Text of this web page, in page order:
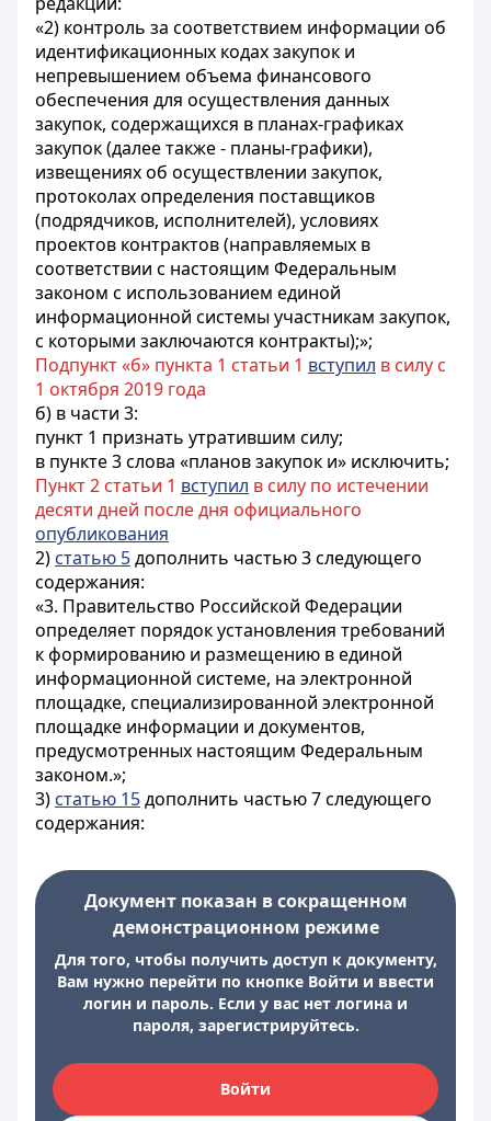
«2) контроль за соответствием информации об
идентификационных кодах закупок и
непревышением объема финансового
обеспечения для осуществления данных
закупок, содержащихся в планах-графиках
закупок (далее также - планы-графики),
извещениях об осуществлении закупок,
протоколах определения поставщиков
(подрядчиков, исполнителей), условиях
проектов контрактов (направляемых в
соответствии с настоящим Федеральным
законом с использованием единой
информационной системы участникам закупок,
с которыми заключаются контракты);»;
Подпункт «б» пункта 1 статьи 1 вступил в силу с
1 октября 2019 года
б) в части 3:
пункт 1 признать утратившим силу;
в пункте 3 слова «планов закупок и» исключить;
Пункт 2 статьи 1 вступил в силу по истечении
десяти дней после дня официального
опубликования
2) статью 5дополнить частью 3 следующего
содержания:
«3. Правительство Российской Федерации
определяет порядок установления требований
к формированию и размещению в единой
информационной системе, на электронной
площадке, специализированной электронной
площадке информации и документов,
предусмотренных настоящим Федеральным
законом.»;
3) статью 15дополнить частью 7 следующего
содержания:
Документ показан в сокращенном
демонстрационном режиме
Для того, чтобы получить доступ к документу,
Вам нужно перейти по кнопке Войти и ввести
логин и пароль. Если у вас нет логина и
пароля, зарегистрируйтесь.
Войти